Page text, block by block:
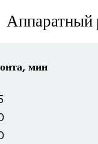
Аппаратный
мин